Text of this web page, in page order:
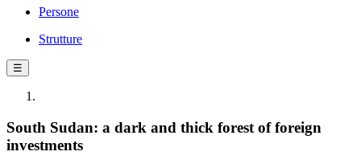
Persone
Strutture
☰
South Sudan: a dark and thick forest of foreign
investments